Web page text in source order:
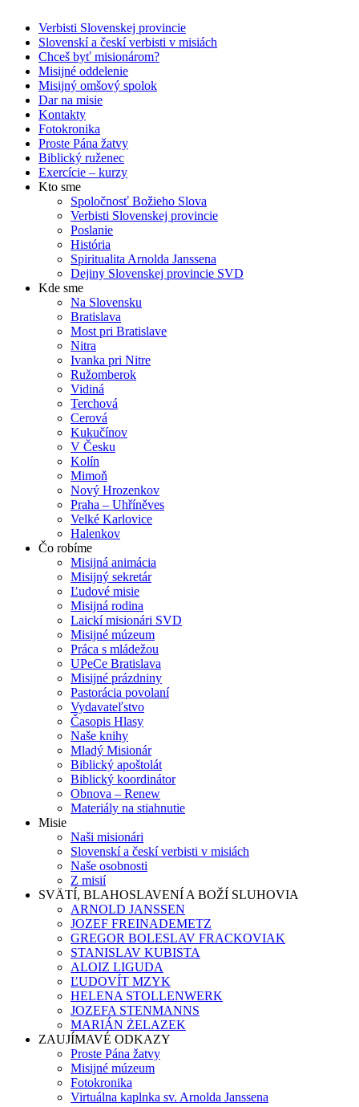
Verbisti Slovenskej provincie
Slovenskí a českí verbisti v misiách
Chceš byť misionárom?
Misijné oddelenie
Misijný omšový spolok
Dar na misie
Kontakty
Fotokronika
Proste Pána žatvy
Biblický ruženec
Exercície – kurzy
Kto sme
Spoločnosť Božieho Slova
Verbisti Slovenskej provincie
Poslanie
História
Spiritualita Arnolda Janssena
Dejiny Slovenskej provincie SVD
Kde sme
Na Slovensku
Bratislava
Most pri Bratislave
Nitra
Ivanka pri Nitre
Ružomberok
Vidiná
Terchová
Cerová
Kukučínov
V Česku
Kolín
Mimoň
Nový Hrozenkov
Praha – Uhříněves
Velké Karlovice
Halenkov
Čo robíme
Misijná animácia
Misijný sekretár
Ľudové misie
Misijná rodina
Laickí misionári SVD
Misijné múzeum
Práca s mládežou
UPeCe Bratislava
Misijné prázdniny
Pastorácia povolaní
Vydavateľstvo
Časopis Hlasy
Naše knihy
Mladý Misionár
Biblický apoštolát
Biblický koordinátor
Obnova – Renew
Materiály na stiahnutie
Misie
Naši misionári
Slovenskí a českí verbisti v misiách
Naše osobnosti
Z misií
SVÄTÍ, BLAHOSLAVENÍ A BOŽÍ SLUHOVIA
ARNOLD JANSSEN
JOZEF FREINADEMETZ
GREGOR BOLESLAV FRACKOVIAK
STANISLAV KUBISTA
ALOIZ LIGUDA
ĽUDOVÍT MZYK
HELENA STOLLENWERK
JOZEFA STENMANNS
MARIÁN ŻELAZEK
ZAUJÍMAVÉ ODKAZY
Proste Pána žatvy
Misijné múzeum
Fotokronika
Virtuálna kaplnka sv. Arnolda Janssena